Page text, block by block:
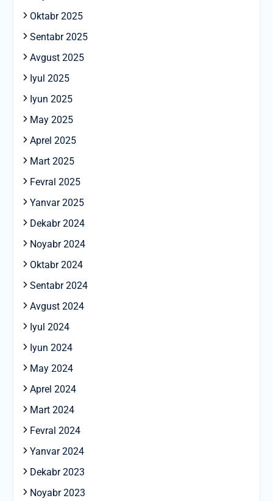
Oktabr 2025
Sentabr 2025
Avgust 2025
Iyul 2025
Iyun 2025
May 2025
Aprel 2025
Mart 2025
Fevral 2025
Yanvar 2025
Dekabr 2024
Noyabr 2024
Oktabr 2024
Sentabr 2024
Avgust 2024
Iyul 2024
Iyun 2024
May 2024
Aprel 2024
Mart 2024
Fevral 2024
Yanvar 2024
Dekabr 2023
Noyabr 2023